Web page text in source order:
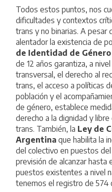
Todos estos puntos, nos
dificultades y contextos
trans y no binarias. A pesar
alentador la existencia de
de Identidad de
de 12 años garantiza, a
transversal, el derecho al
trans, el acceso a políticas
población y el
de género, establece
derecho a la dignidad y
trans. También, la Ley de
Argentina que habilita la
del colectivo en puestos
previsión de alcanzar hasta
puestos existentes a nivel
tenemos el registro de 574